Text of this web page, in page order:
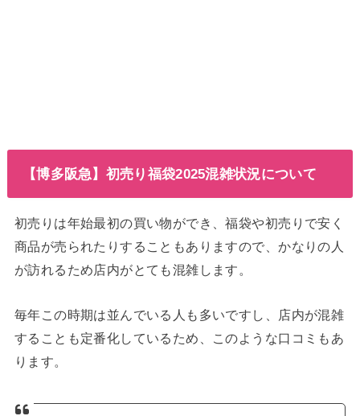
【博多阪急】初売り福袋2025混雑状況について
初売りは年始最初の買い物ができ、福袋や初売りで安く
商品が売られたりすることもありますので、かなりの人
が訪れるため店内がとても混雑します。
毎年この時期は並んでいる人も多いですし、店内が混雑
することも定番化しているため、このような口コミもあ
ります。